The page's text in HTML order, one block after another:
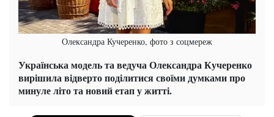
Олександра Кучеренко, фото з соцмереж
Українська модель та ведуча Олександра Кучеренко
вирішила відверто поділитися своїми думками про
минуле літо та новий етап у житті.